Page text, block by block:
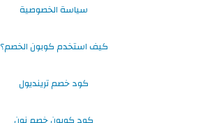
سياسة الخصوصية
كيف استخدم كوبون الخصم؟
كود خصم ترينديول